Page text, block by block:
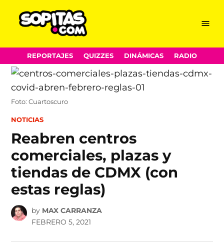
Skip
to
content
Menu
REPORTAJES QUIZZES DINÁMICAS RADIO
Foto: Cuartoscuro
POSTED
NOTICIAS
Reabren centros
comerciales, plazas y
tiendas de CDMX (con
estas reglas)
by MAX CARRANZA
FEBRERO 5, 2021